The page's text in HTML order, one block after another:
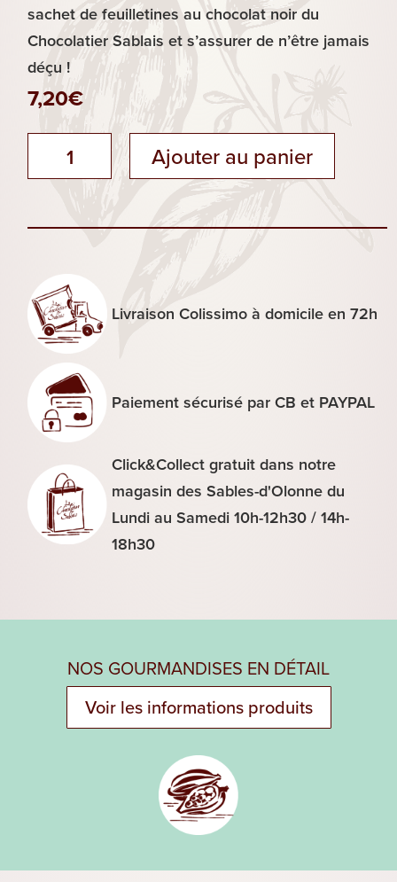
sachet de feuilletines au chocolat noir du
Chocolatier Sablais et s’assurer de n’être jamais
déçu !
7,20€
quantité
feuilletines
Ajouter au panier
Livraison Colissimo à domicile en 72h
Paiement sécurisé par CB et PAYPAL
Click&Collect gratuit dans notre
magasin des Sables-d'Olonne du
Lundi au Samedi 10h-12h30 / 14h-
18h30
NOS GOURMANDISES EN DÉTAIL
Voir les informations produits